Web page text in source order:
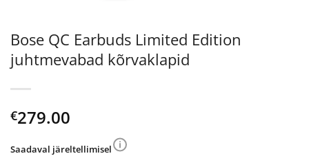
Bose QC Earbuds Limited Edition
juhtmevabad kõrvaklapid
€279.00
Saadaval järeltellimisel